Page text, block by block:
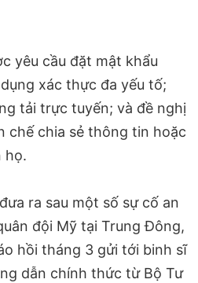
yêu cầu đặt mật khẩu
xác thực đa yếu tố;
tải trực tuyến; và đề nghị
chế chia sẻ thông tin hoặc
họ.
ra sau một số sự cố an
đội Mỹ tại Trung Đông,
hồi tháng 3 gửi tới binh sĩ
dẫn chính thức từ Bộ Tư